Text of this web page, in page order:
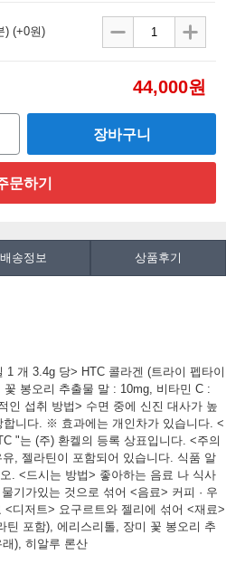
) (+0원)
44,000원
배송정보 상품후기
개 3.4g 당> HTC 콜라겐 (트라이 펩타이
봉오리 추출물 말 : 10mg, 비타민 C :
인 섭취 방법> 수면 중에 신진 대사가 높
니다.
※ 효과에는 개인차가 있습니다. <
"는 (주) 환켈의 등록 상표입니다. <주의
, 젤라틴이 포함되어 있습니다. 식품 알
. <드시는 방법> 좋아하는 음료 나 식사
기가있는 것으로 섞어 <음료> 커피 · 우
디저트> 요구르트와 젤리에 섞어 <재료>
틴 포함), 에리스리톨, 장미 꽃 봉오리 추
), 히알루 론산